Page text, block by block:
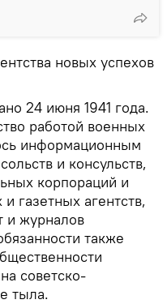
новых успехов
24 июня 1941 года.
работой военных
информационным
и консульств,
корпораций и
газетных агентств,
и журналов
также
советско-
тыла.